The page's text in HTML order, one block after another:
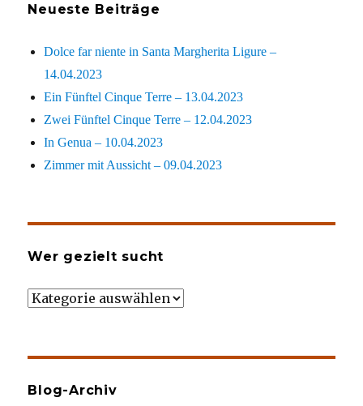
Neueste Beiträge
Dolce far niente in Santa Margherita Ligure –
14.04.2023
Ein Fünftel Cinque Terre – 13.04.2023
Zwei Fünftel Cinque Terre – 12.04.2023
In Genua – 10.04.2023
Zimmer mit Aussicht – 09.04.2023
Wer gezielt sucht
Wer
Blog-Archiv